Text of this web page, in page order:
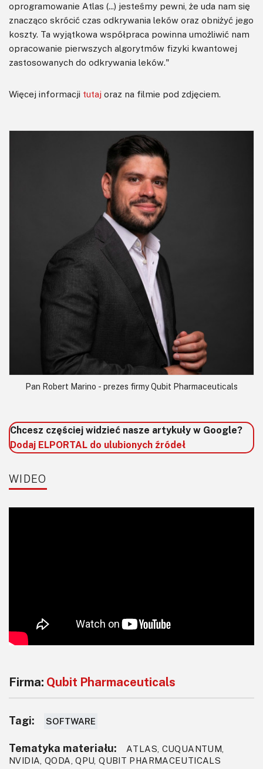
oprogramowanie Atlas (...) jesteśmy pewni, że uda nam się
znacząco skrócić czas odkrywania leków oraz obniżyć jego
koszty. Ta wyjątkowa współpraca powinna umożliwić nam
opracowanie pierwszych algorytmów fizyki kwantowej
zastosowanych do odkrywania leków."
Więcej informacji tutaj oraz na filmie pod zdjęciem.
Pan Robert Marino - prezes firmy Qubit Pharmaceuticals
Chcesz częściej widzieć nasze artykuły w Google?
Dodaj ELPORTAL do ulubionych źródeł
WIDEO
Firma: Qubit Pharmaceuticals
Tagi: SOFTWARE
Tematyka materiału:
ATLAS, CUQUANTUM,
NVIDIA, QODA, QPU, QUBIT PHARMACEUTICALS